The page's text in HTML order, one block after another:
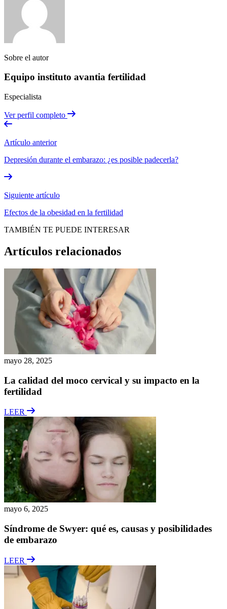
Sobre el autor
Equipo instituto avantia fertilidad
Especialista
Ver perfil completo
Artículo anterior
Depresión durante el embarazo: ¿es posible padecerla?
Siguiente artículo
Efectos de la obesidad en la fertilidad
TAMBIÉN TE PUEDE INTERESAR
Artículos relacionados
mayo 28, 2025
La calidad del moco cervical y su impacto en la
fertilidad
LEER
mayo 6, 2025
Síndrome de Swyer: qué es, causas y posibilidades
de embarazo
LEER